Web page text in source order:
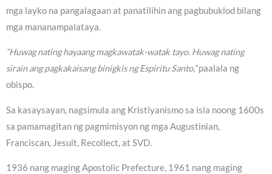
mga layko na pangalagaan at panatilihin ang pagbubuklod bilang
mga mananampalataya.
“Huwag nating hayaang magkawatak-watak tayo. Huwag nating
sirain ang pagkakaisang binigkis ng Espiritu Santo,”paalala ng
obispo.
Sa kasaysayan, nagsimula ang Kristiyanismo sa isla noong 1600s
sa pamamagitan ng pagmimisyon ng mga Augustinian,
Franciscan, Jesuit, Recollect, at SVD.
1936 nang maging Apostolic Prefecture, 1961 nang maging